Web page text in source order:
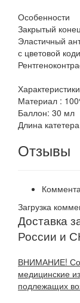
Особенности
Закрытый
Эластичный
с цветовой
Характеристики
Материал :
Баллон: 30 мл
Длина
Отзывы
Загрузка
Доставка
России и
ВНИМАНИЕ!
медицинские
подлежащих